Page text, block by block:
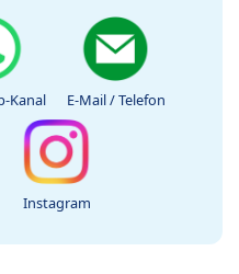
Kanal E-Mail / Telefon
Instagram